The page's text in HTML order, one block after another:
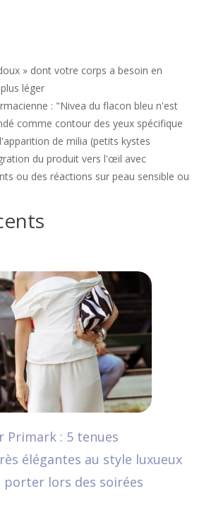
» dont votre corps a besoin en
léger
: "Nivea du flacon bleu n'est
comme contour des yeux spécifique
de milia (petits kystes
du produit vers l'œil avec
ou des réactions sur peau sensible ou
Primark : 5 tenues
élégantes au style luxueux
lors des soirées